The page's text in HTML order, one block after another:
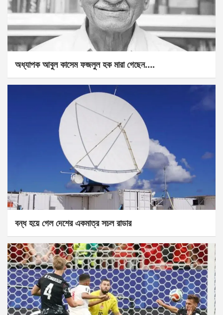
অধ্যাপক আবুল কাসেম ফজলুল হক মারা গেছেন….
বন্ধ হয়ে গেল দেশের একমাত্র সচল রাডার